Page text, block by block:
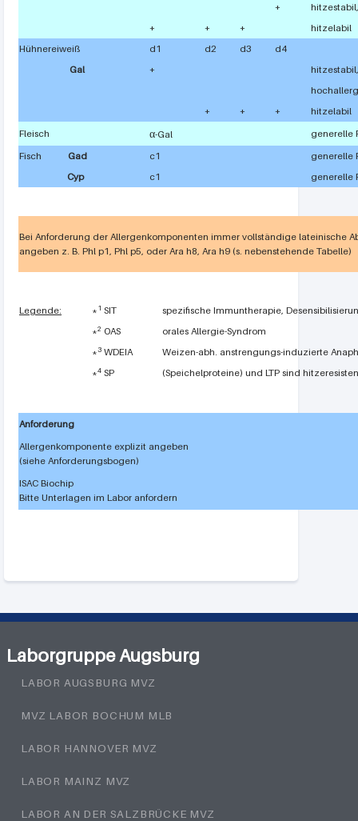
+
+
+ +
hitzelabil
Hühnereiweiß
d1 d2 d3
d4
Gal
+
+
+ +
hitzelabil
Fleisch
α-Gal
generelle
Fisch Gad c1
generelle
Cyp
c1 generelle
Bei Anforderung der Allergenkomponenten immer vollständige lateinische
angeben z. B. Phl p1, Phl p5, oder Ara h8, Ara h9 (s. nebenstehende Tabelle)
Legende: * 1 SIT
spezifische Immuntherapie,
*2 OAS
orales Allergie-Syndrom
*3 WDEIA
Weizen-abh. anstrengungs-induzierte
*4 SP (Speichelproteine) und LTP sind
Anforderung
Allergenkomponente explizit angeben
(siehe Anforderungsbogen)
ISAC Biochip
Bitte Unterlagen im Labor anfordern
Laborgruppe Augsburg
LABOR AUGSBURG MVZ
MVZ LABOR BOCHUM MLB
LABOR HANNOVER MVZ
LABOR MAINZ MVZ
LABOR AN DER SALZBRÜCKE MVZ